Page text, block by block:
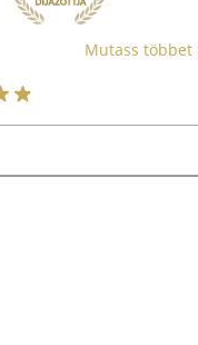
Mutass többet